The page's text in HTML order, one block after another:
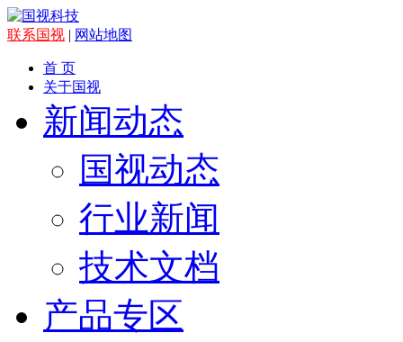
联系国视 | 网站地图
首 页
关于国视
新闻动态
国视动态
行业新闻
技术文档
产品专区